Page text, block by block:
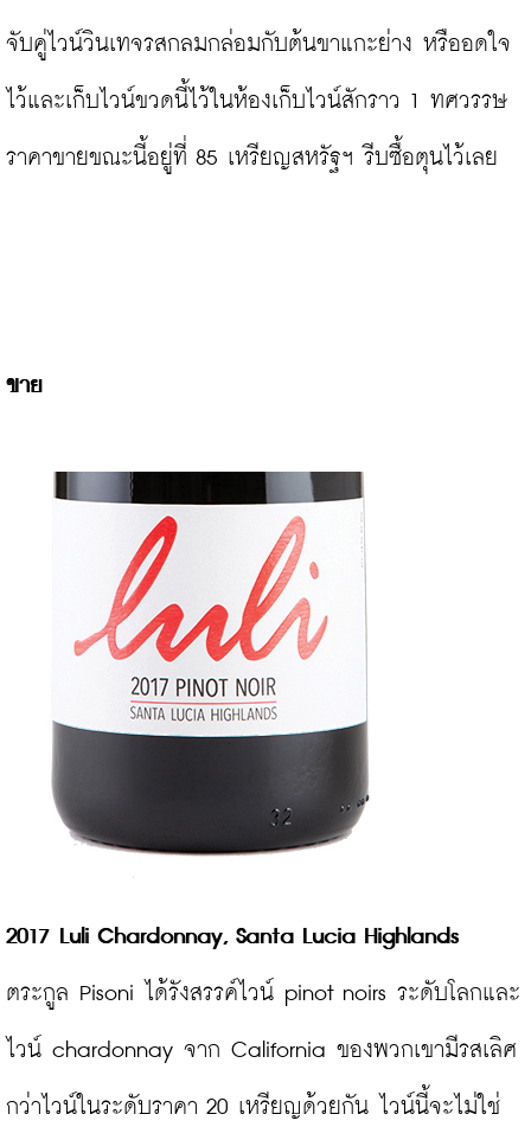
จับคู่ไวน์วินเทจรสกลมกล่อมกับต้นขาแกะย่าง หรืออดใจ
ไว้และเก็บไวน์ขวดนี้ไว้ในห้องเก็บไวน์สักราว 1 ทศวรรษ
ราคาขายขณะนี้อยู่ที่ 85 เหรียญสหรัฐฯ รีบซื้อตุนไว้เลย
ขาย
2017 Luli Chardonnay, Santa Lucia Highlands
ตระกูล Pisoni ได้รังสรรค์ไวน์ pinot noirs ระดับโลกและ
ไวน์ chardonnay จาก California ของพวกเขามีรสเลิศ
กว่าไวน์ในระดับราคา 20 เหรียญด้วยกัน ไวน์นี้จะไม่ใช่